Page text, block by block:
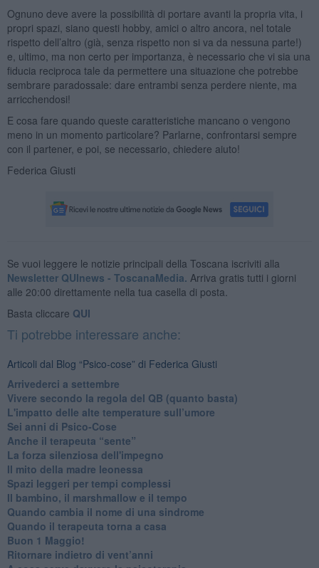
Ognuno deve avere la possibilità di portare avanti la propria vita, i
propri spazi, siano questi hobby, amici o altro ancora, nel totale
rispetto dell’altro (già, senza rispetto non si va da nessuna parte!)
e, ultimo, ma non certo per importanza, è necessario che vi sia una
fiducia reciproca tale da permettere una situazione che potrebbe
sembrare paradossale: dare entrambi senza perdere niente, ma
arricchendosi!
E cosa fare quando queste caratteristiche mancano o vengono
meno in un momento particolare? Parlarne, confrontarsi sempre
con il partener, e poi, se necessario, chiedere aiuto!
Federica Giusti
Se vuoi leggere le notizie principali della Toscana iscriviti alla
Newsletter QUInews - ToscanaMedia. Arriva gratis tutti i giorni
alle 20:00 direttamente nella tua casella di posta.
Basta cliccare QUI
Ti potrebbe interessare anche:
Articoli dal Blog “Psico-cose” di Federica Giusti
​Arrivederci a settembre
​Vivere secondo la regola del QB (quanto basta)
​L'impatto delle alte temperature sull’umore
Sei anni di Psico-Cose
​Anche il terapeuta “sente”
​La forza silenziosa dell'impegno
​Il mito della madre leonessa
Spazi leggeri per tempi complessi
Il bambino, il marshmallow e il tempo
​Quando cambia il nome di una sindrome
​Quando il terapeuta torna a casa
​Buon 1 Maggio!
Ritornare indietro di vent’anni